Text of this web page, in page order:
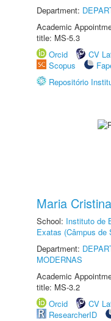
Department:
Academic
title: MS-5.3
Orcid
CV
Scopus
Repositório
Maria
School: Instituto de
Exatas (Câmpus de
Department:
MODERNAS
Academic
title: MS-3.2
Orcid
CV
ResearcherID